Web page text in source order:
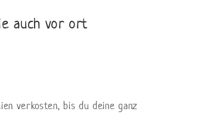
auch vor ort
verkosten, bis du deine ganz